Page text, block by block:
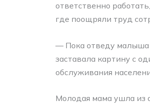
ответственно
где поощряли труд
— Пока отведу малыша
заставала картину с
обслуживания
Молодая мама ушла из